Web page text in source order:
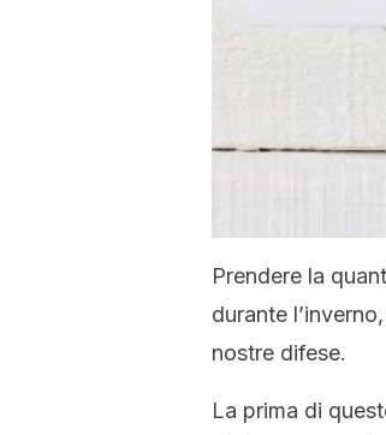
Prendere la
durante
nostre difese.
La prima di